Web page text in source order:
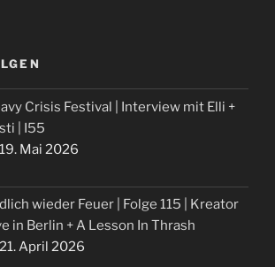
Crisis Festival | Interview mit Elli +
| I55
19. Mai 2026
wieder Feuer | Folge 115 | Kreator
in Berlin + A Lesson In Thrash
21. April 2026